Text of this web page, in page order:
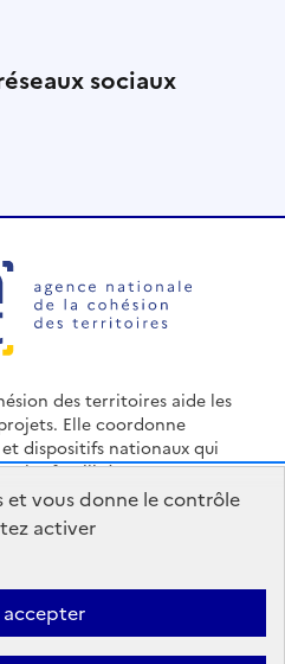
et vous donne le contrôle
activer
sociaux
des territoires aide les
Elle coordonne
dispositifs nationaux qui
plus fragilisés.
Logo ANCT
Mentions légales Politique